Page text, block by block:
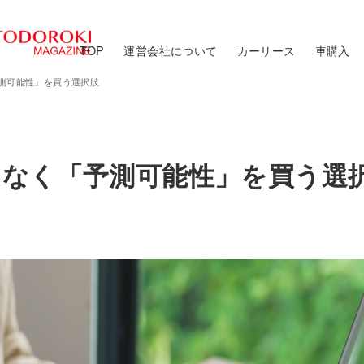
TOP 運営会社について カーリース 車購入
可能性」を買う選択肢
く「予測可能性」を買う選